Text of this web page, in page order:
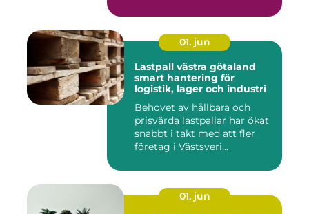
01. jun
Lastpall västra götaland
smart hantering för
logistik, lager och industri
Behovet av hållbara och
prisvärda lastpallar har ökat
snabbt i takt med att fler
företag i Västsveri...
01. jun